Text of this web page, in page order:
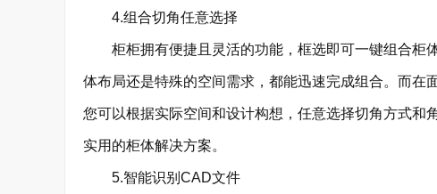
4.组合切角任意选择
柜柜拥有便捷且灵活的功能，框选即可一键组合柜
体布局还是特殊的空间需求，都能迅速完成组合。而在
您可以根据实际空间和设计构想，任意选择切角方式和
实用的柜体解决方案。
5.智能识别CAD文件